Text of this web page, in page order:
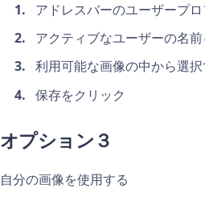
アドレスバーのユーザープ
アクティブなユーザーの名
利用可能な画像の中から選択
保存をクリック
オプション３
自分の画像を使用する